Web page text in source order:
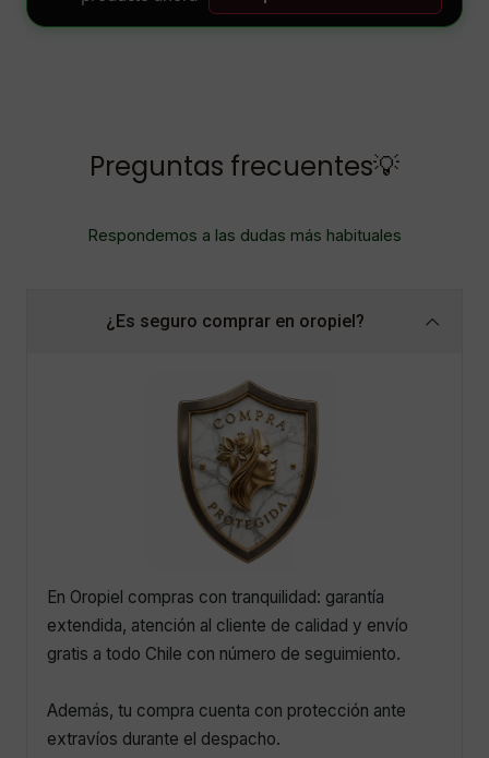
Preguntas frecuentes💡
Respondemos a las dudas más habituales
¿Es seguro comprar en oropiel?
En Oropiel compras con tranquilidad: garantía
extendida, atención al cliente de calidad y envío
gratis a todo Chile con número de seguimiento.
Además, tu compra cuenta con protección ante
extravíos durante el despacho.